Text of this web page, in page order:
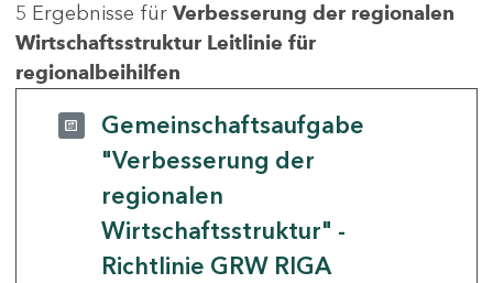
5 Ergebnisse für Verbesserung der regionalen
Wirtschaftsstruktur Leitlinie für
regionalbeihilfen
Gemeinschaftsaufgabe
"Verbesserung der
regionalen
Wirtschaftsstruktur" -
Richtlinie GRW RIGA